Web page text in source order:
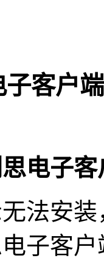
客户
电子客
法安
子客